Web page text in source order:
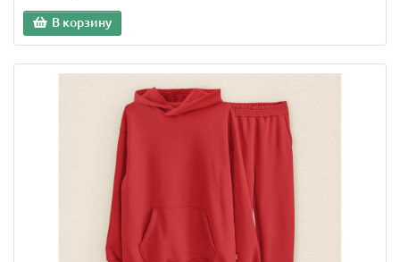
В корзину